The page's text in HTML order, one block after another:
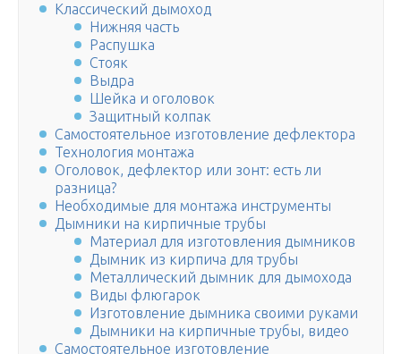
Классический дымоход
Нижняя часть
Распушка
Стояк
Выдра
Шейка и оголовок
Защитный колпак
Самостоятельное изготовление дефлектора
Технология монтажа
Оголовок, дефлектор или зонт: есть ли
разница?
Необходимые для монтажа инструменты
Дымники на кирпичные трубы
Материал для изготовления дымников
Дымник из кирпича для трубы
Металлический дымник для дымохода
Виды флюгарок
Изготовление дымника своими руками
Дымники на кирпичные трубы, видео
Самостоятельное изготовление